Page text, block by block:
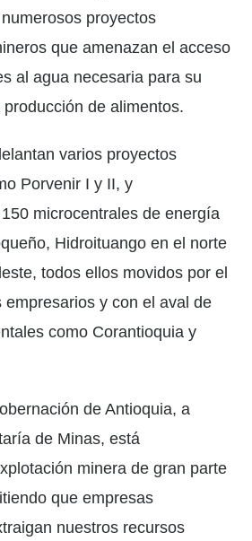
proyectos
que amenazan el acceso
al agua necesaria para su
de alimentos.
varios proyectos
Porvenir I y II, y
microcentrales de energía
Hidroituango en el norte
todos ellos movidos por el
empresarios y con el aval de
como Corantioquia y
de Antioquia, a
de Minas, está
minera de gran parte
que empresas
nuestros recursos